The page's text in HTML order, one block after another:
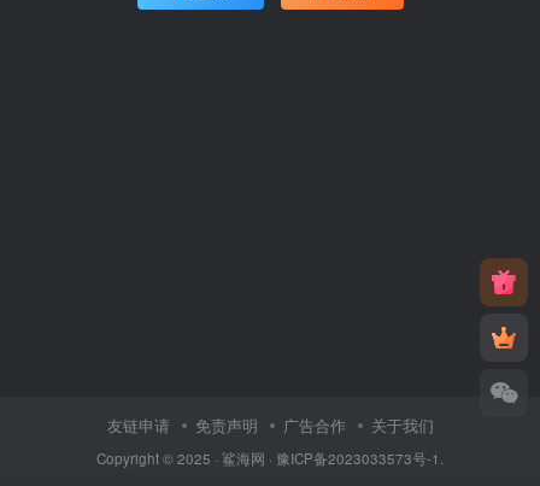
友链申请 免责声明 广告合作 关于我们
Copyright © 2025 · 鲨海网 · 豫ICP备2023033573号-1